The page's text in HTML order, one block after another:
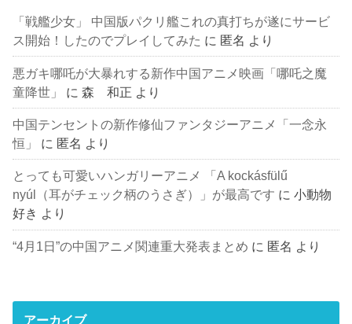
「戦艦少女」 中国版パクリ艦これの真打ちが遂にサービ
ス開始！したのでプレイしてみた に 匿名 より
悪ガキ哪吒が大暴れする新作中国アニメ映画「哪吒之魔
童降世」
に森 和正 より
中国テンセントの新作修仙ファンタジーアニメ「一念永
恒」
に 匿名 より
とっても可愛いハンガリーアニメ 「A kockásfülű
nyúl（耳がチェック柄のうさぎ）」が最高です に小動物
好き より
“4月1日”の中国アニメ関連重大発表まとめ に 匿名 より
アーカイブ